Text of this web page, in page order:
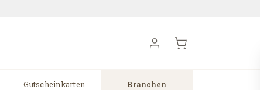
Gutscheinkarten Branchen